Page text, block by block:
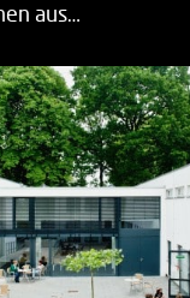
aus…